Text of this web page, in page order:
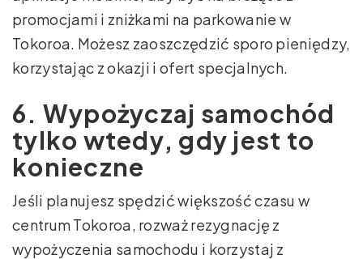
promocjami i zniżkami na parkowanie w
Tokoroa. Możesz zaoszczędzić sporo pieniędzy,
korzystając z okazji i ofert specjalnych.
6. Wypożyczaj samochód
tylko wtedy, gdy jest to
konieczne
Jeśli planujesz spędzić większość czasu w
centrum Tokoroa, rozważ rezygnację z
wypożyczenia samochodu i korzystaj z